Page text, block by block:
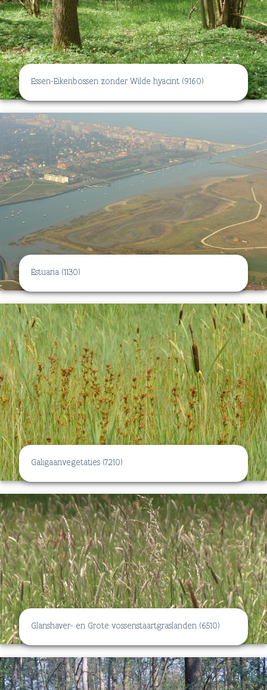
Essen-Eikenbossen zonder Wilde hyacint (9160)
Estuaria (1130)
Galigaanvegetaties (7210)
Glanshaver- en Grote vossenstaartgraslanden (6510)